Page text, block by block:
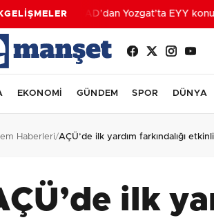
GELİŞMELERAFAD’dan Yozgat’ta EYY
EKONOMİ GÜNDEM SPOR DÜNYA
Haberleri/AÇÜ’de ilk yardım farkındalığı
ilk